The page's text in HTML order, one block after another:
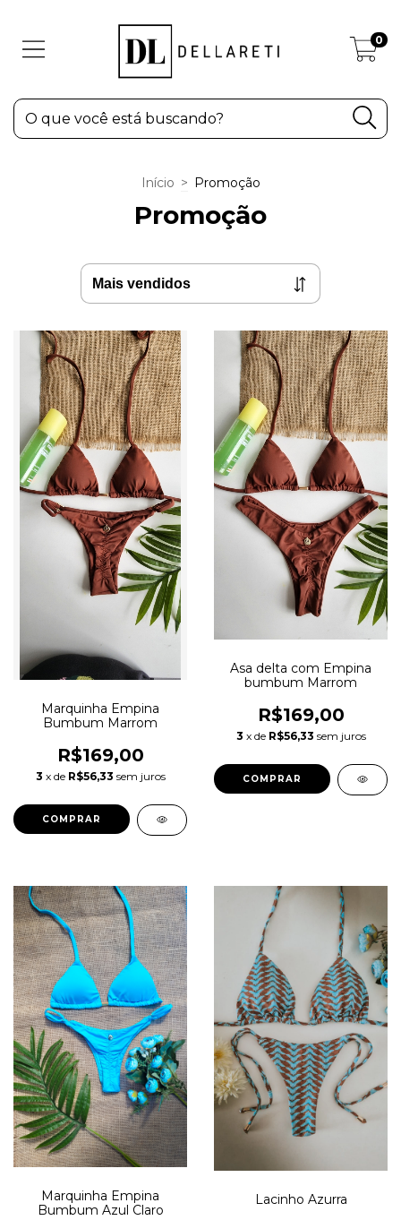
0
Início > Promoção
Promoção
Marquinha Empina
Bumbum Marrom
R$169,00
3 x de R$56,33 sem juros
COMPRAR
Asa delta com Empina
bumbum Marrom
R$169,00
3 x de R$56,33 sem juros
COMPRAR
Marquinha Empina
Bumbum Azul Claro
Lacinho Azurra